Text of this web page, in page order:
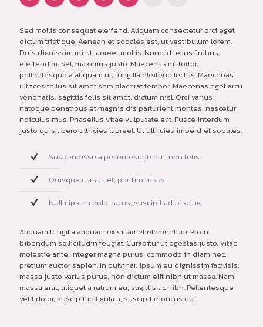
Sed mollis consequat eleifend. Aliquam consectetur orci eget
dictum tristique. Aenean et sodales est, ut vestibulum lorem.
Duis dignissim mi ut laoreet mollis. Nunc id tellus finibus,
eleifend mi vel, maximus justo. Maecenas mi tortor,
pellentesque a aliquam ut, fringilla eleifend lectus. Maecenas
ultrices tellus sit amet sem placerat tempor. Maecenas eget arcu
venenatis, sagittis felis sit amet, dictum nisl. Orci varius
natoque penatibus et magnis dis parturient montes, nascetur
ridiculus mus. Phasellus vitae vulputate elit. Fusce interdum
justo quis libero ultricies laoreet. Ut ultricies imperdiet sodales.
Suspendisse a pellentesque dui, non felis.
Quisque cursus et, porttitor risus.
Nulla ipsum dolor lacus, suscipit adipiscing.
Aliquam fringilla aliquam ex sit amet elementum. Proin
bibendum sollicitudin feugiat. Curabitur ut egestas justo, vitae
molestie ante. Integer magna purus, commodo in diam nec,
pretium auctor sapien. In pulvinar, ipsum eu dignissim facilisis,
massa justo varius purus, non dictum elit nibh ut massa. Nam
massa erat, aliquet a rutrum eu, sagittis ac nibh. Pellentesque
velit dolor, suscipit in ligula a, suscipit rhoncus dui.